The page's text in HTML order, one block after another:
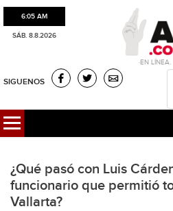
6:05 AM
SÁB. 8.8.2026
·EN
SIGUENOS
¿Qué pasó con Luis
funcionario que permitió
Vallarta?